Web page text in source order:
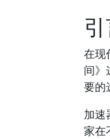
在现
间》
要的
加速
家在